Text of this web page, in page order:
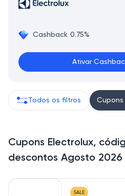
Cashback 0.75%
Ativar
Todos os filtros Cupons
Cupons Electrolux,
descontos Agosto 2026
SALE